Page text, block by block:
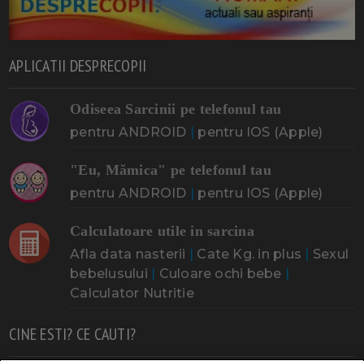
APLICATII DESPRECOPII
Odiseea Sarcinii pe telefonul tau
pentru ANDROID | pentru IOS (Apple)
"Eu, Mămica" pe telefonul tau
pentru ANDROID | pentru IOS (Apple)
Calculatoare utile in sarcina
Afla data nasterii | Cate Kg. in plus | Sexul
bebelusului | Culoare ochi bebe |
Calculator Nutritie
CINE ESTI? CE CAUTI?